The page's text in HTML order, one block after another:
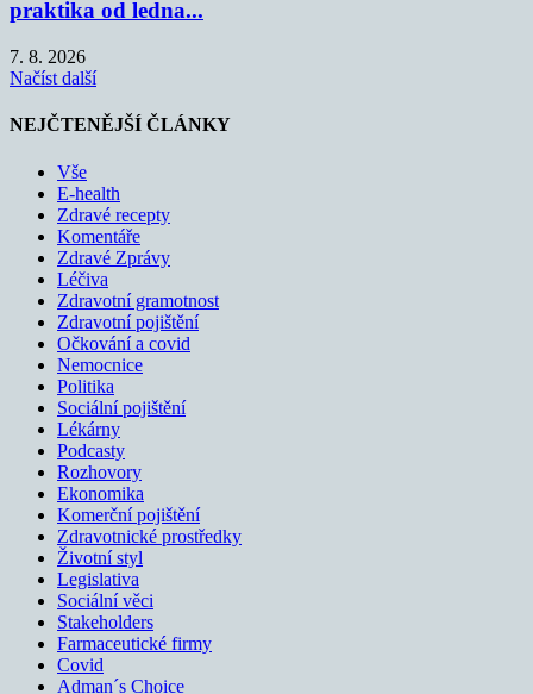
praktika od ledna...
7. 8. 2026
Načíst další
NEJČTENĚJŠÍ ČLÁNKY
Vše
E-health
Zdravé recepty
Komentáře
Zdravé Zprávy
Léčiva
Zdravotní gramotnost
Zdravotní pojištění
Očkování a covid
Nemocnice
Politika
Sociální pojištění
Lékárny
Podcasty
Rozhovory
Ekonomika
Komerční pojištění
Zdravotnické prostředky
Životní styl
Legislativa
Sociální věci
Stakeholders
Farmaceutické firmy
Covid
Adman´s Choice